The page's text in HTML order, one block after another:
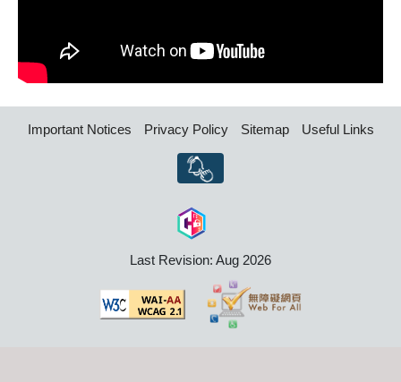
Important Notices Privacy Policy Sitemap Useful Links
Last Revision: Aug 2026